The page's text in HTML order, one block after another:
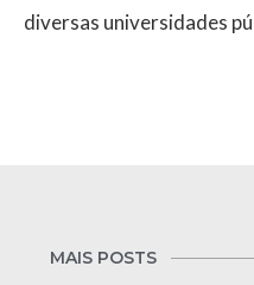
diversas universidades
MAIS POSTS